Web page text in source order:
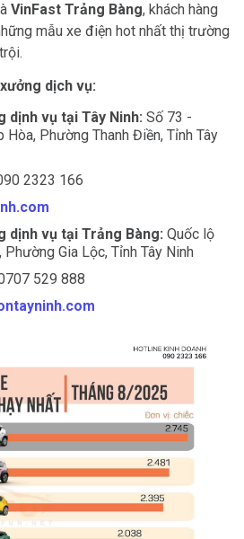
VinFast Trảng Bàng, khách hàng
mẫu xe điện hot nhất thị trường
dịch vụ:
dịnh vụ tại Tây Ninh: Số 73 -
Hòa, Phường Thanh Điền, Tỉnh Tây
2323 166
dịnh vụ tại Trảng Bàng: Quốc lộ
Gia Lộc, Tỉnh Tây Ninh
529 888